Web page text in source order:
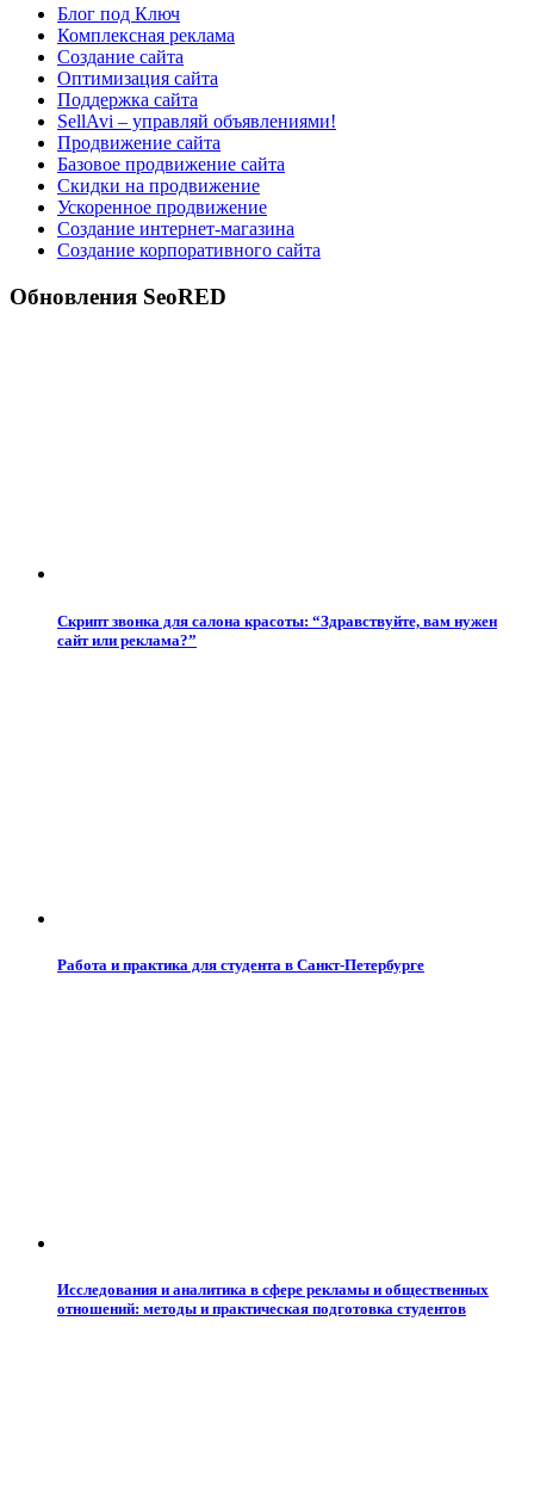
Блог под Ключ
Комплексная реклама
Создание сайта
Оптимизация сайта
Поддержка сайта
SellAvi – управляй объявлениями!
Продвижение сайта
Базовое продвижение сайта
Скидки на продвижение
Ускоренное продвижение
Создание интернет-магазина
Создание корпоративного сайта
Обновления SeoRED
Скрипт звонка для салона красоты: “Здравствуйте, вам нужен
сайт или реклама?”
Работа и практика для студента в Санкт-Петербурге
Исследования и аналитика в сфере рекламы и общественных
отношений: методы и практическая подготовка студентов